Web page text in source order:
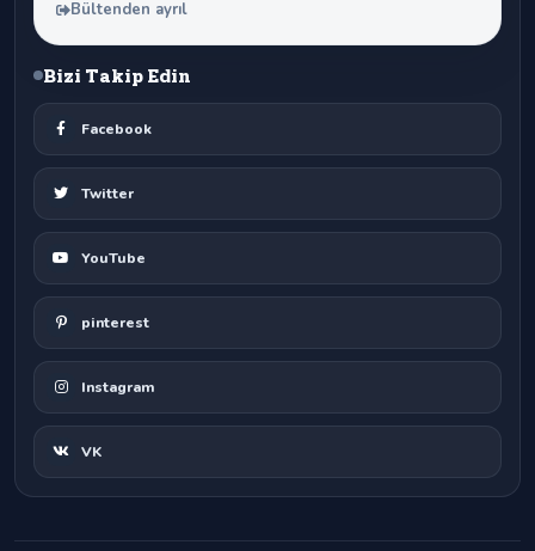
Bültenden ayrıl
Bizi Takip Edin
Facebook
Twitter
YouTube
pinterest
Instagram
VK